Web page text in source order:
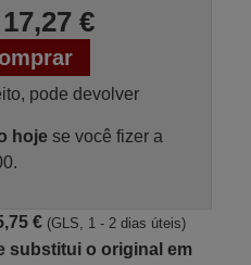
17,27€
pode devolver
hojese você fizer a
€ (GLS, 1 - 2 dias úteis)
substitui o original em